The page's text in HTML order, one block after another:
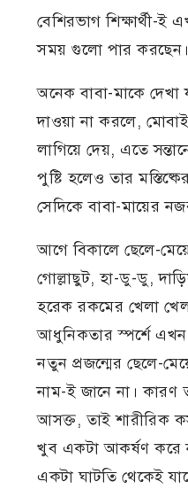
বেশিরভাগ শিক্ষার্থী-
সময় গুলো পার করছেন।
অনেক বাবা-মাকে দেখা
দাওয়া না করলে,
লাগিয়ে দেয়, এতে
পুষ্টি হলেও তার
সেদিকে বাবা-মায়ের
আগে বিকালে ছেলে-
গোল্লাছুট, হা-ডু-ডু,
হরেক রকমের খেলা
আধুনিকতার স্পর্শে
নতুন প্রজন্মের ছেলে-
নাম-ই জানে না। কারণ
আসক্ত, তাই শারীরিক
খুব একটা আকর্ষণ করে
একটা ঘাটতি থেকেই